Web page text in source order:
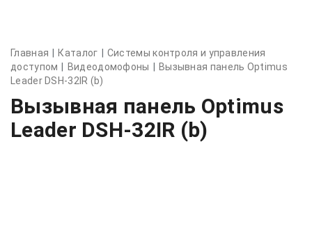
Главная Каталог
Системы контроля и управления
доступом
Видеодомофоны
Вызывная панель Optimus
Leader DSH-32IR (b)
Вызывная панель Optimus
Leader DSH-32IR (b)